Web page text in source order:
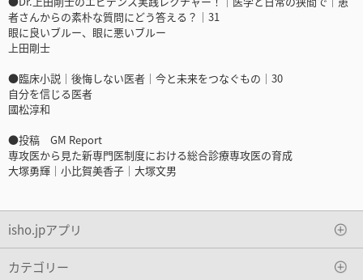
者さんからの素朴な質問にどう答える？｜31
眼に良いブルー、眼に悪いブルー
上田剛士
●臨床小説｜後悔しない医者｜今と未来をつなぐもの｜30
自分を信じる医者
國松淳和
●投稿 GM Report
専攻医から見た新専門医制度における総合診療専攻医の育成
大塚勇輝｜小比賀美香子｜大塚文男
isho.jpアプリ
カテゴリー